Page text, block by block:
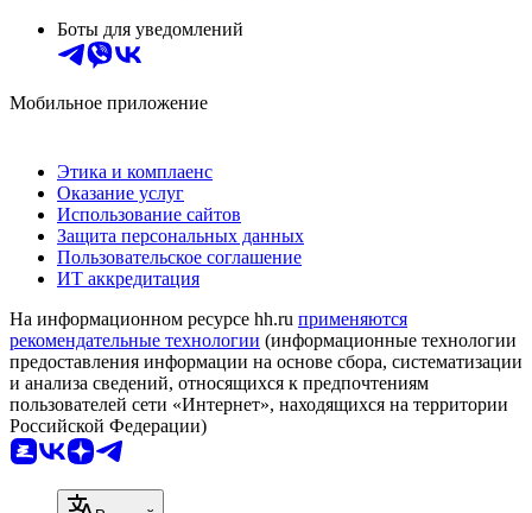
Боты для уведомлений
Мобильное приложение
Этика и комплаенс
Оказание услуг
Использование сайтов
Защита персональных данных
Пользовательское соглашение
ИТ аккредитация
На информационном ресурсе hh.ru применяются
рекомендательные технологии (информационные технологии
предоставления информации на основе сбора, систематизации
и анализа сведений, относящихся к предпочтениям
пользователей сети «Интернет», находящихся на территории
Российской Федерации)